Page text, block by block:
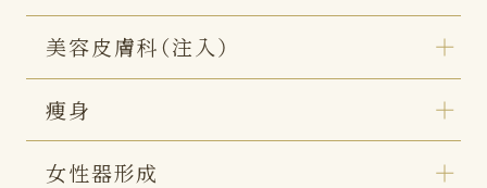
美容皮膚科（注入）
痩身
女性器形成